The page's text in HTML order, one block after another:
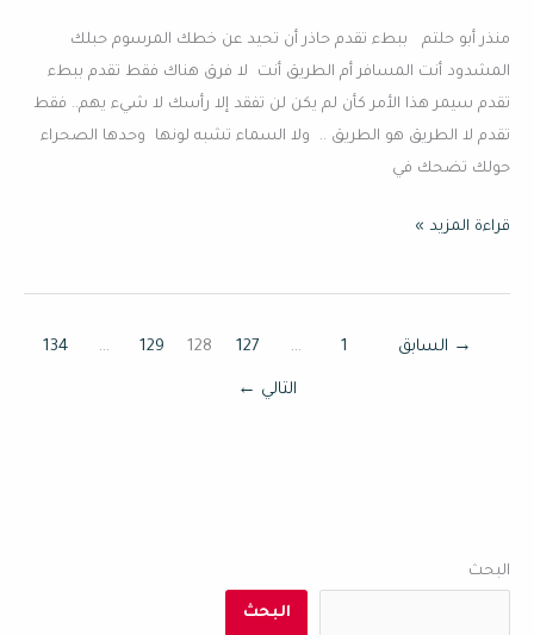
منذر أبو حلتم ببطء تقدم حاذر أن تحيد عن خطك المرسوم حبلك
المشدود أنت المسافر أم الطريق أنت لا فرق هناك فقط تقدم ببطء
تقدم سيمر هذا الأمر كأن لم يكن لن تفقد إلا رأسك لا شيء يهم.. فقط
تقدم لا الطريق هو الطريق .. ولا السماء تشبه لونها وحدها الصحراء
حولك تضحك في
قراءة المزيد »
→ السابق 1
…
127
128
129
…
134
التالي ←
البحث
البحث